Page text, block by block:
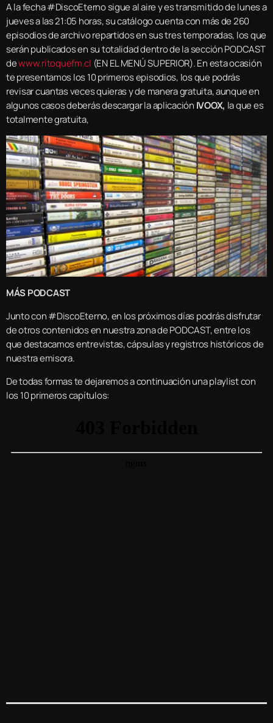
A la fecha #DiscoEterno sigue al aire y es transmitido de lunes a
jueves a las 21:05 horas, su catálogo cuenta con más de 260
episodios de archivo repartidos en sus tres temporadas, los que
serán publicados en su totalidad dentro de la sección PODCAST
dewww.ritoquefm.cl (EN EL MENÚ SUPERIOR). En esta ocasión
te presentamos los 10 primeros episodios, los que podrás
revisar cuantas veces quieras y de manera gratuita, aunque en
algunos casos deberás descargar la aplicación IVOOX, la que es
totalmente gratuita,
MÁS PODCAST
Junto con #DiscoEterno, en los próximos días podrás disfrutar
de otros contenidos en nuestra zona de PODCAST, entre los
que destacamos entrevistas, cápsulas y registros históricos de
nuestra emisora.
De todas formas te dejaremos a continuación una playlist con
los 10 primeros capítulos: